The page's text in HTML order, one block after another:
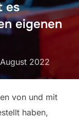
es
eigenen
2022
von und mit
haben,